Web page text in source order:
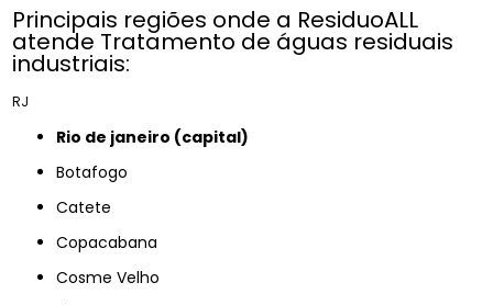
Principais regiões onde a ResiduoALL
atende Tratamento de águas residuais
industriais:
RJ
rio de janeiro (capital)
Botafogo
Catete
Copacabana
Cosme Velho